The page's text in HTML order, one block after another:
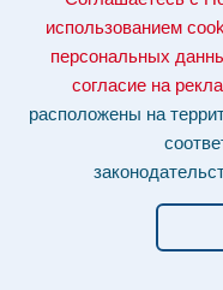
использованием
персональных
согласие на
расположены на
Даёте согласие на рекламные
Отозвать согласие на
info@tvpolimer.ru
| по телефону
Наши серверы расположены
соответствии с российским
Сайт носит исключительно